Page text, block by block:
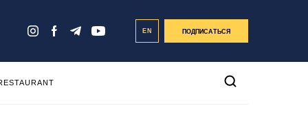
EN ПОДПИСАТЬСЯ